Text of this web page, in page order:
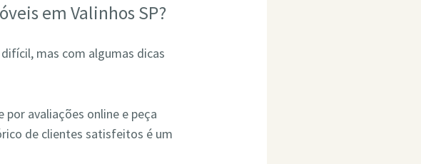
em Valinhos SP?
mas com algumas dicas
por avaliações online e peça
de clientes satisfeitos é um